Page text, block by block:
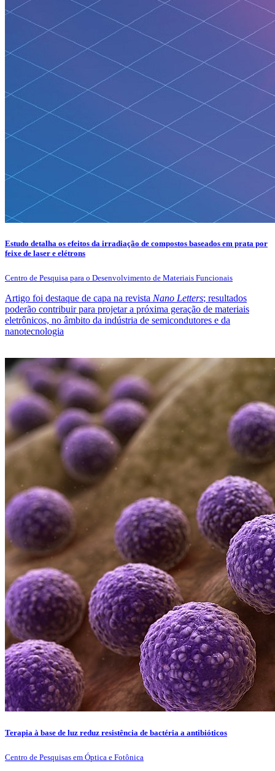
Estudo detalha os efeitos da irradiação de compostos baseados em prata por
feixe de laser e elétrons
Centro de Pesquisa para o Desenvolvimento de Materiais Funcionais
Artigo foi destaque de capa na revista Nano Letters; resultados
poderão contribuir para projetar a próxima geração de materiais
eletrônicos, no âmbito da indústria de semicondutores e da
nanotecnologia
Terapia à base de luz reduz resistência de bactéria a antibióticos
Centro de Pesquisas em Óptica e Fotônica